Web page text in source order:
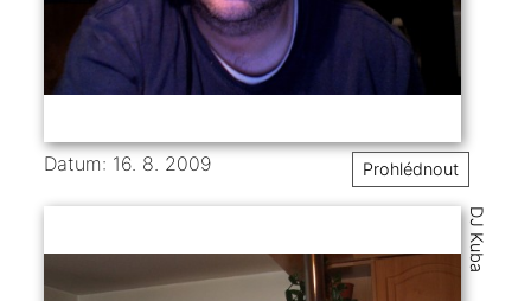
Datum: 16. 8. 2009 Prohlédnout
DJ Kuba